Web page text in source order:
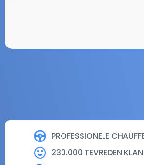
PROFESSIONELE
230.000 TEVREDEN